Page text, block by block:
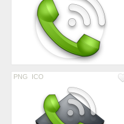
PNG ICO